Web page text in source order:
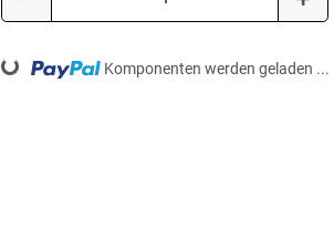
Loading... Komponenten werden geladen ...